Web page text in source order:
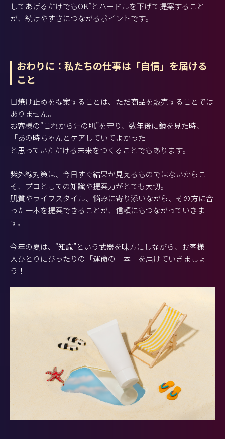
してあげるだけでもOK”とハードルを下げて提案すること
が、続けやすさにつながるポイントです。
おわりに：私たちの仕事は「自信」を届ける
こと
日焼け止めを提案することは、ただ商品を販売することでは
ありません。
お客様の“これから先の肌”を守り、数年後に鏡を見た時、
「あの時ちゃんとケアしていてよかった」
と思っていただける未来をつくることでもあります。
紫外線対策は、今日すぐ結果が見えるものではないからこ
そ、プロとしての知識や提案力がとても大切。
肌質やライフスタイル、悩みに寄り添いながら、その方に合
った一本を提案できることが、信頼にもつながっていきま
す。
今年の夏は、“知識”という武器を味方にしながら、お客様一
人ひとりにぴったりの「運命の一本」を届けていきましょ
う！